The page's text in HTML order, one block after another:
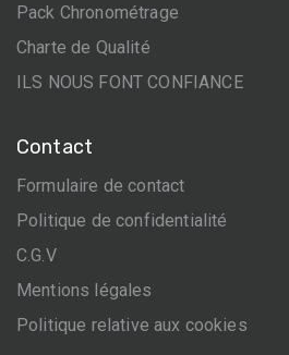
Pack Chronométrage
Charte de Qualité
ILS NOUS FONT CONFIANCE
Contact
Formulaire de contact
Politique de confidentialité
C.G.V
Mentions légales
Politique relative aux cookies